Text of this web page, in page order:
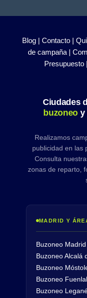
Blog | Contacto |
de campaña |
Presupuesto |
Ciudades
buzoneo y
Realizamos
publicidad en las
Consulta
zonas de reparto,
MADRID Y
Buzoneo Madrid
Buzoneo Alcalá
Buzoneo
Buzoneo
Buzoneo